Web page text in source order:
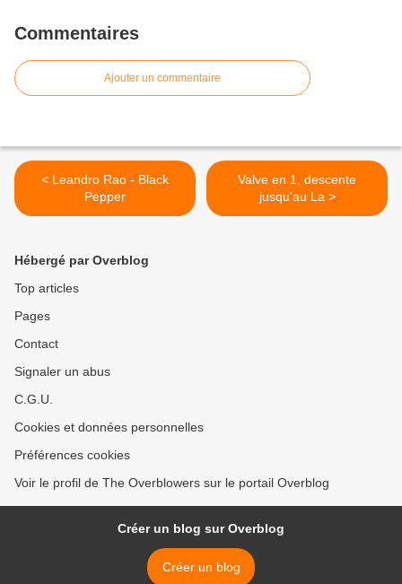
Commentaires
Ajouter un commentaire
< Leandro Rao - Black
Pepper
Valve en 1, descente
jusqu'au La >
Hébergé par Overblog
Top articles
Pages
Contact
Signaler un abus
C.G.U.
Cookies et données personnelles
Préférences cookies
Voir le profil de The Overblowers sur le portail Overblog
Créer un blog sur Overblog
Créer un blog